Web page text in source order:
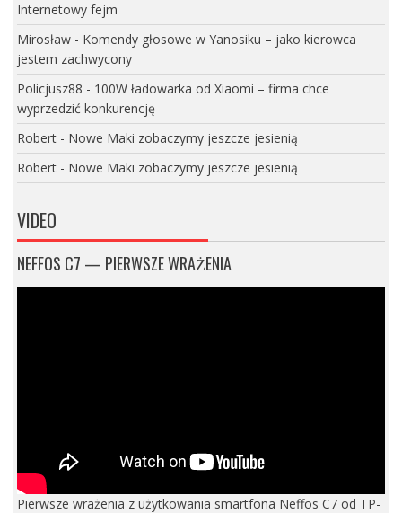
Internetowy fejm
Mirosław- Komendy głosowe w Yanosiku – jako kierowca
jestem zachwycony
Policjusz88 - 100W ładowarka od Xiaomi – firma chce
wyprzedzić konkurencję
Robert- Nowe Maki zobaczymy jeszcze jesienią
Robert- Nowe Maki zobaczymy jeszcze jesienią
VIDEO
NEFFOS C7 — PIERWSZE WRAŻENIA
Pierwsze wrażenia z użytkowania smartfona Neffos C7 od TP-